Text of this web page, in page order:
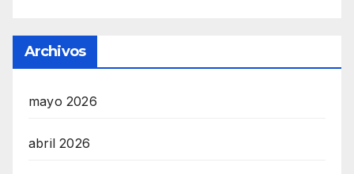
Archivos
mayo 2026
abril 2026